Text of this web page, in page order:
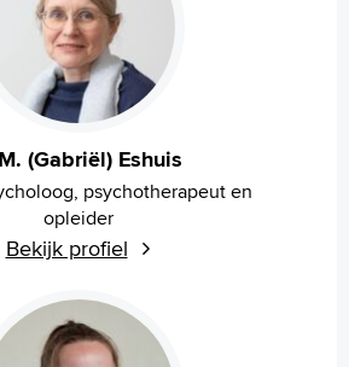
(Gabriël) Eshuis
psychotherapeut en
opleider
Bekijk profiel